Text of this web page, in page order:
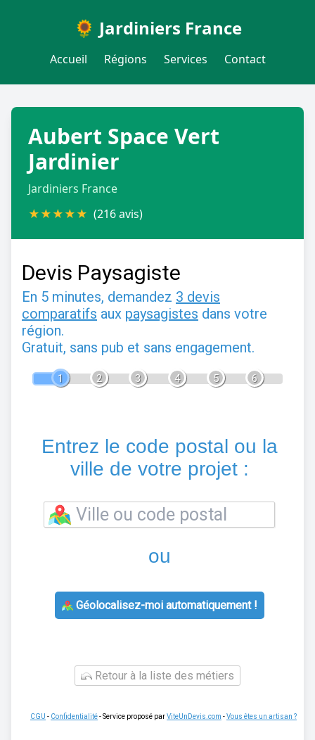
🌻 Jardiniers France
Accueil Régions Services Contact
Aubert Space Vert
Jardinier
Jardiniers France
★★★★★ (216 avis)
Devis Paysagiste
En 5 minutes, demandez 3 devis
comparatifs aux paysagistes dans votre
région.
Gratuit, sans pub et sans engagement.
1 2 3 4 5 6
Entrez le code postal ou la
ville de votre projet :
ou
Géolocalisez-moi automatiquement !
Retour à la liste des métiers
CGU - Confidentialité- Service proposé parViteUnDevis.com -Vous êtes un artisan ?